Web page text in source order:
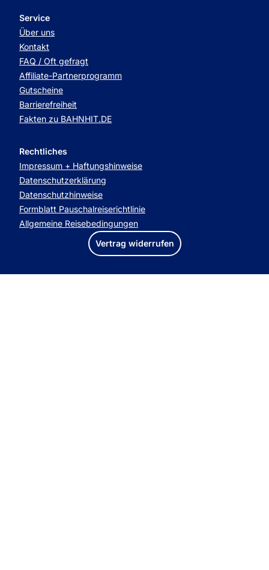
Service
Über uns
Kontakt
FAQ / Oft gefragt
Affiliate-Partnerprogramm
Gutscheine
Barrierefreiheit
Fakten zu BAHNHIT.DE
Rechtliches
Impressum + Haftungshinweise
Datenschutzerklärung
Datenschutzhinweise
Formblatt Pauschalreiserichtlinie
Allgemeine Reisebedingungen
Vertrag widerrufen